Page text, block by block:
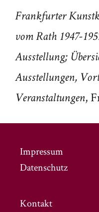
Frankfurter
vom Rath 1947-
Ausstellung;
Ausstellungen,
Veranstaltungen,
Impressum
Datenschutz
Kontakt